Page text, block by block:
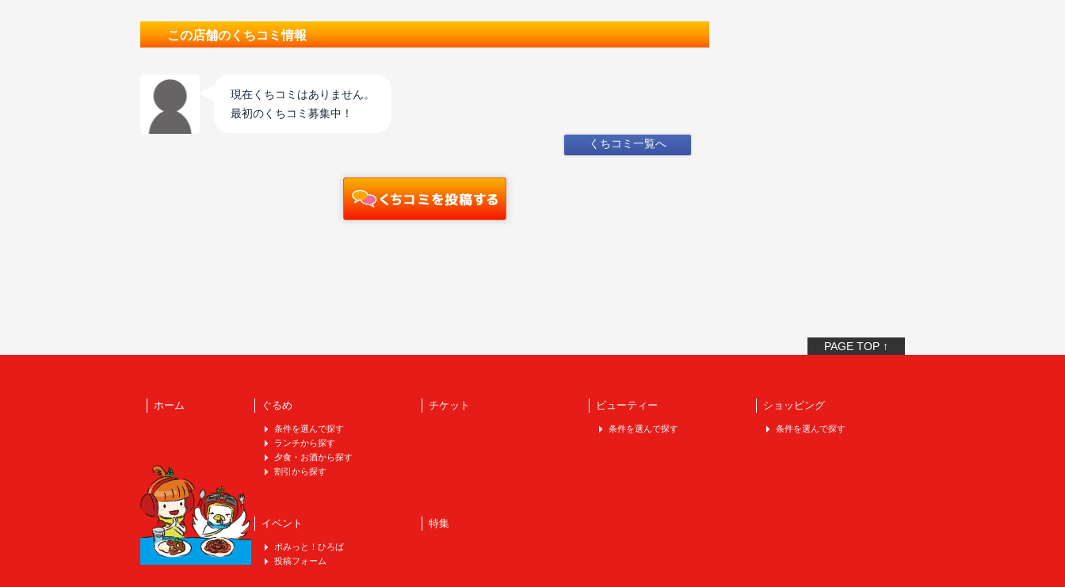
この店舗のくちコミ情報
現在くちコミはありません。
最初のくちコミ募集中！
くちコミ一覧へ
PAGE TOP ↑
ホーム ぐるめ
条件を選んで探す
ランチから探す
夕食・お酒から探す
割引から探す
チケット ビューティー
条件を選んで探す
ショッピング
条件を選んで探す
イベント
ポみっと！ひろば
投稿フォーム
特集